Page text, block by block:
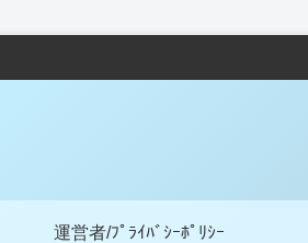
運営者/ﾌﾟﾗｲﾊﾞｼｰﾎﾟﾘｼｰ